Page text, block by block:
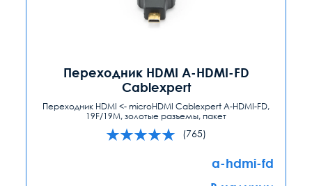
Переходник HDMI A-HDMI-FD
Cablexpert
Переходник HDMI <- microHDMI Cablexpert A-HDMI-FD,
19F/19M, золотые разъемы, пакет
(765)
a-hdmi-fd